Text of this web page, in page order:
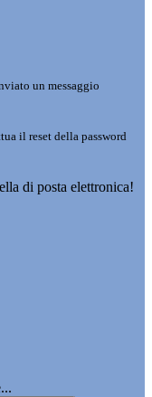
un messaggio
il reset della password
di posta elettronica!